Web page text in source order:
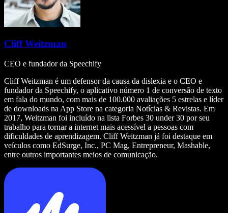
Cliff Weitzman
CEO e fundador da Speechify
Cliff Weitzman é um defensor da causa da dislexia e o CEO e
fundador da Speechify, o aplicativo número 1 de conversão de texto
em fala do mundo, com mais de 100.000 avaliações 5 estrelas e líder
de downloads na App Store na categoria Notícias & Revistas. Em
2017, Weitzman foi incluído na lista Forbes 30 under 30 por seu
trabalho para tornar a internet mais acessível a pessoas com
dificuldades de aprendizagem. Cliff Weitzman já foi destaque em
veículos como EdSurge, Inc., PC Mag, Entrepreneur, Mashable,
entre outros importantes meios de comunicação.